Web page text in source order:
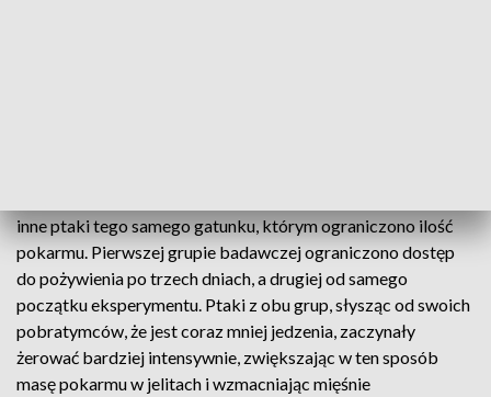
inne ptaki tego samego gatunku, którym ograniczono ilość
pokarmu. Pierwszej grupie badawczej ograniczono dostęp
do pożywienia po trzech dniach, a drugiej od samego
początku eksperymentu. Ptaki z obu grup, słysząc od swoich
pobratymców, że jest coraz mniej jedzenia, zaczynały
żerować bardziej intensywnie, zwiększając w ten sposób
masę pokarmu w jelitach i wzmacniając mięśnie